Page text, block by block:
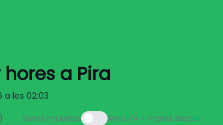
a Pira
les 02:03
Sense impostos Amb IVA + impost elèctric